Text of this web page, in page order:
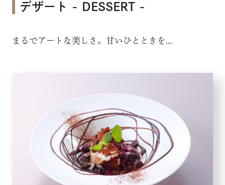
デザート - DESSERT -
まるでアートな美しさ。甘いひとときを...